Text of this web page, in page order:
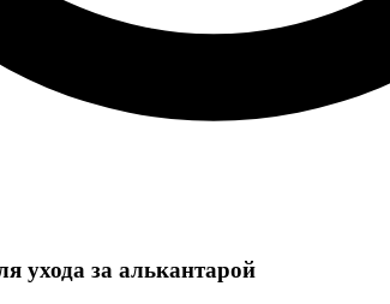
ухода за алькантарой